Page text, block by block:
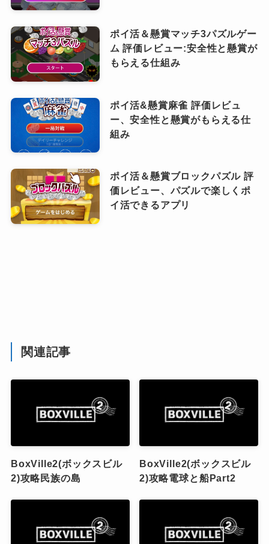
ポイ活＆懸賞マッチ3パズルゲー
ム 評価レビュー:安全性と懸賞が
もらえる仕組み
ポイ活&懸賞麻雀 評価レビュ
ー、安全性と懸賞がもらえる仕
組み
ポイ活＆懸賞ブロックパズル 評
価レビュー、パズルで楽しくポ
イ活できるアプリ
関連記事
BoxVille2(ボックスビル
2)攻略民族の島
BoxVille2(ボックスビル
2)攻略電球と船Part2